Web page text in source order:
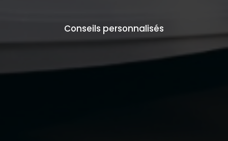
Conseils personnalisés